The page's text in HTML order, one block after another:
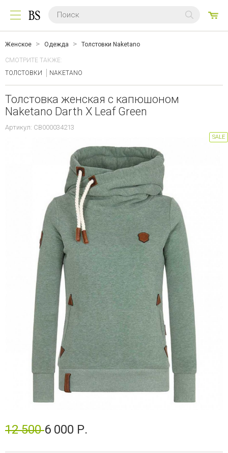
Женское Одежда Толстовки Naketano
СМОТРИТЕ ТАКЖЕ:
ТОЛСТОВКИ
NAKETANO
Толстовка женская с капюшоном
Naketano Darth X Leaf Green
Артикул: CB000034213
SALE
12 5006 000 Р.